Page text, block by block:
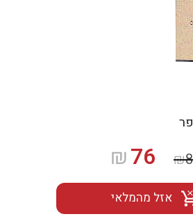
₪
המחיר
המקורי
היה:
₪89.
₪76
המחיר
הנוכחי
הוא:
₪76.אזל מהמלאי